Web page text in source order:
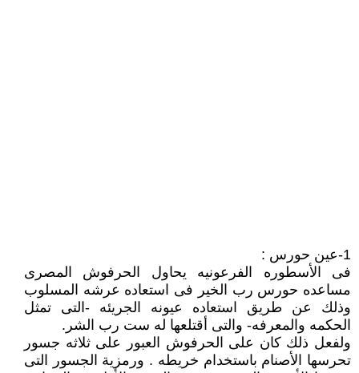
1-عين حورس :
فى الأسطوره الفرعونيه يحاول الحرفوش المصرى
مساعده حورس رب الخير فى استعاده عرشه المسلوب
وذلك عن طريق استعاده عيونه الجريئه -التى تمثل
الحكمه والمعرفه- والتى أقتلعها له ست رب الشر.
ولفعل ذلك كان على الحرفوش العبور على ثلاثه جسور
تحرسها الأصنام باستخدام خريطه . ورمزية الجسور التى